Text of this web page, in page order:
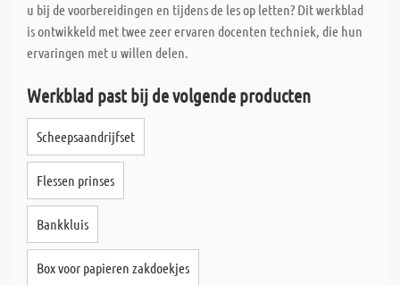
u bij de voorbereidingen en tijdens de les op letten? Dit werkblad
is ontwikkeld met twee zeer ervaren docenten techniek, die hun
ervaringen met u willen delen.
Werkblad past bij de volgende producten
Scheepsaandrijfset
Flessen prinses
Bankkluis
Box voor papieren zakdoekjes